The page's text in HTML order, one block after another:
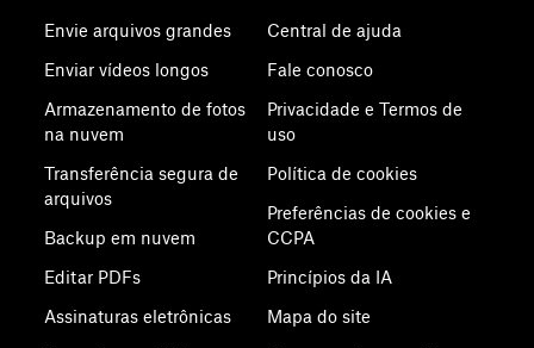
Envie arquivos grandes
Enviar vídeos longos
Armazenamento de fotos
na nuvem
Transferência segura de
arquivos
Backup em nuvem
Editar PDFs
Assinaturas eletrônicas
Central de ajuda
Fale conosco
Privacidade e Termos de
uso
Política de cookies
Preferências de cookies e
CCPA
Princípios da IA
Mapa do site